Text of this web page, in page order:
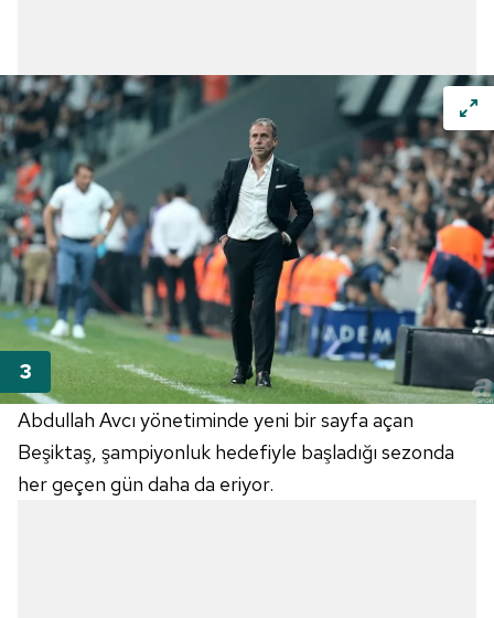
Abdullah Avcı yönetiminde yeni bir sayfa açan
Beşiktaş, şampiyonluk hedefiyle başladığı sezonda
her geçen gün daha da eriyor.